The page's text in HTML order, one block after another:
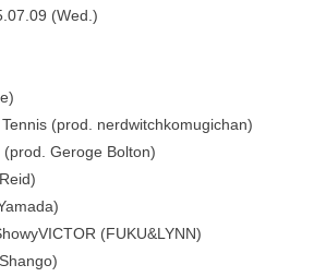
(Wed.)
(prod. nerdwitchkomugichan)
Geroge Bolton)
(FUKU&LYNN)